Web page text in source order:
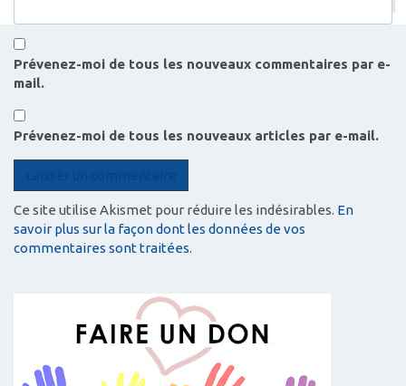
Prévenez-moi de tous les nouveaux commentaires par e-
mail.
Prévenez-moi de tous les nouveaux articles par e-mail.
Ce site utilise Akismet pour réduire les indésirables. En
savoir plus sur la façon dont les données de vos
commentaires sont traitées.